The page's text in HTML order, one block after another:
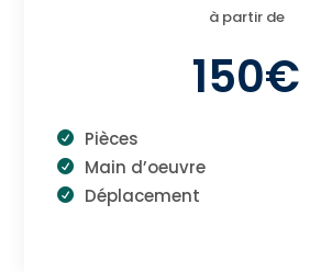
à partir de
150€
Pièces
Main d’oeuvre
Déplacement